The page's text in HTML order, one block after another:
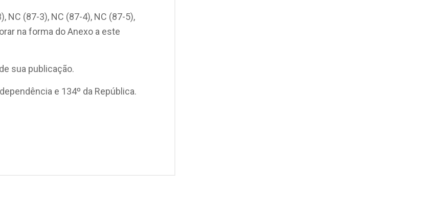
NC (87-3), NC (87-4), NC (87-5),
na forma do Anexo a este
sua publicação.
e 134º da República.